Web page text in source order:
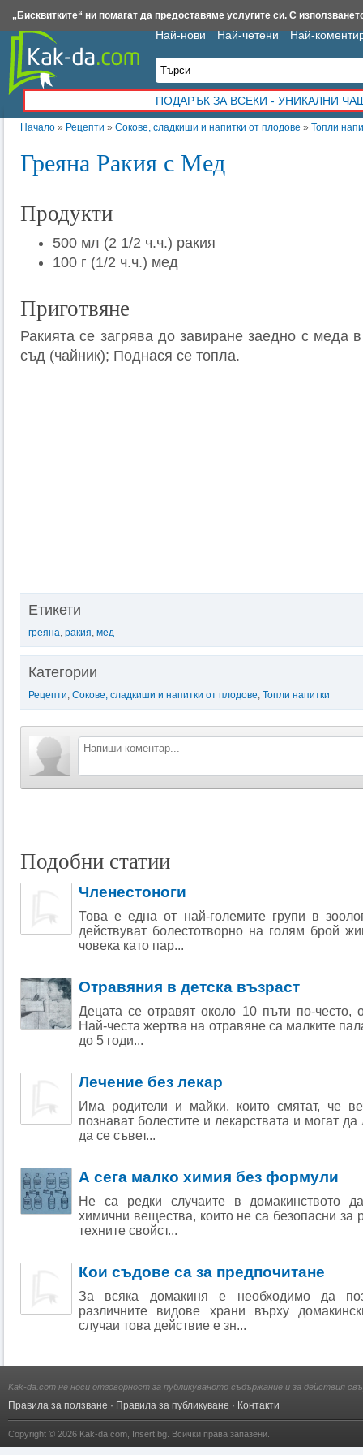
Начало » Рецепти » Сокове, сладкиши и напитки от плодове » Топли
Греяна Ракия с Мед
Продукти
500 мл (2 1/2 ч.ч.) ракия
100 г (1/2 ч.ч.) мед
Приготвяне
Ракията се загрява до завиране заедно с меда
съд (чайник); Поднася се топла.
Етикети
греяна, ракия, мед
Категории
Рецепти, Сокове, сладкиши и напитки от плодове, Топли напитки
Подобни статии
Членестоноги
Това е една от най-големите групи в
действуват болестотворно на голям брой
човека като пар...
Отравяния в детска възраст
Децата се отравят около 10 пъти по-често,
Най-честа жертва на отравяне са малките
до 5 годи...
Лечение без лекар
Има родители и майки, които смятат, че
познават болестите и лекарствата и могат да
да се съвет...
А сега малко химия без формули
Не са редки случаите в домакинството
химични вещества, които не са безопасни за
техните свойст...
Кои съдове са за предпочитане
За всяка домакиня е необходимо да
различните видове храни върху
случаи това действие е зн...
Най-нови Най-четени Най-
ПОДАРЪК ЗА ВСЕКИ - УНИКАЛНИ
Insert.bg Framar.bg Kak-da.com Iztochnik.com BauBau.bg NewAge.bg
Kak-da.com не носи отговорност за публикуваното съдържание и за действия
Правила за ползване · Правила за публикуване · Контакти
Copyright © 2026 Kak-da.com Insert.bg . Всички права запазени.
„Бисквитките“ ни помагат да предоставяме услугите си. С